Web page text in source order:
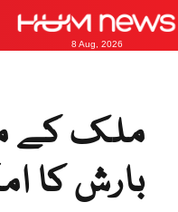
8 Aug, 2026
ملک کے
بارش کا